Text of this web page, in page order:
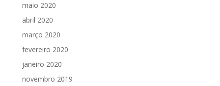
maio 2020
abril 2020
março 2020
fevereiro 2020
janeiro 2020
novembro 2019